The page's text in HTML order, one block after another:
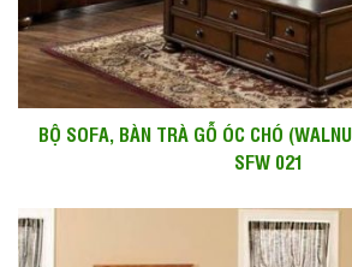
BỘ SOFA, BÀN TRÀ GỖ ÓC CHÓ
SFW 021